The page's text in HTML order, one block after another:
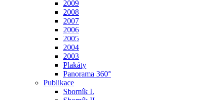
2009
2008
2007
2006
2005
2004
2003
Plakáty
Panorama 360°
Publikace
Sborník I.